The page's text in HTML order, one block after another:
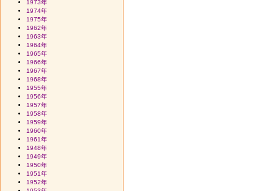
1973年
1974年
1975年
1962年
1963年
1964年
1965年
1966年
1967年
1968年
1955年
1956年
1957年
1958年
1959年
1960年
1961年
1948年
1949年
1950年
1951年
1952年